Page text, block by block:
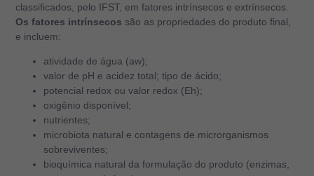
classificados, pelo IFST, em fatores intrínsecos e extrínsecos.
Os fatores intrínsecos são as propriedades do produto final,
e incluem:
atividade de água (aw);
valor de pH e acidez total; tipo de ácido;
potencial redox ou valor redox (Eh);
oxigênio disponível;
nutrientes;
microbiota natural e contagens de microrganismos
sobreviventes;
bioquímica natural da formulação do produto (enzimas,